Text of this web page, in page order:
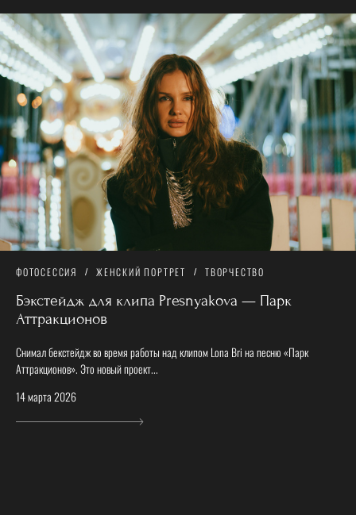
ФОТОСЕССИЯ ЖЕНСКИЙ ПОРТРЕТ ТВОРЧЕСТВО
Бэкстейдж для клипа Presnyakova — Парк
Аттракционов
Снимал бекстейдж во время работы над клипом Lona Bri на песню «Парк
Аттракционов». Это новый проект...
14 марта 2026